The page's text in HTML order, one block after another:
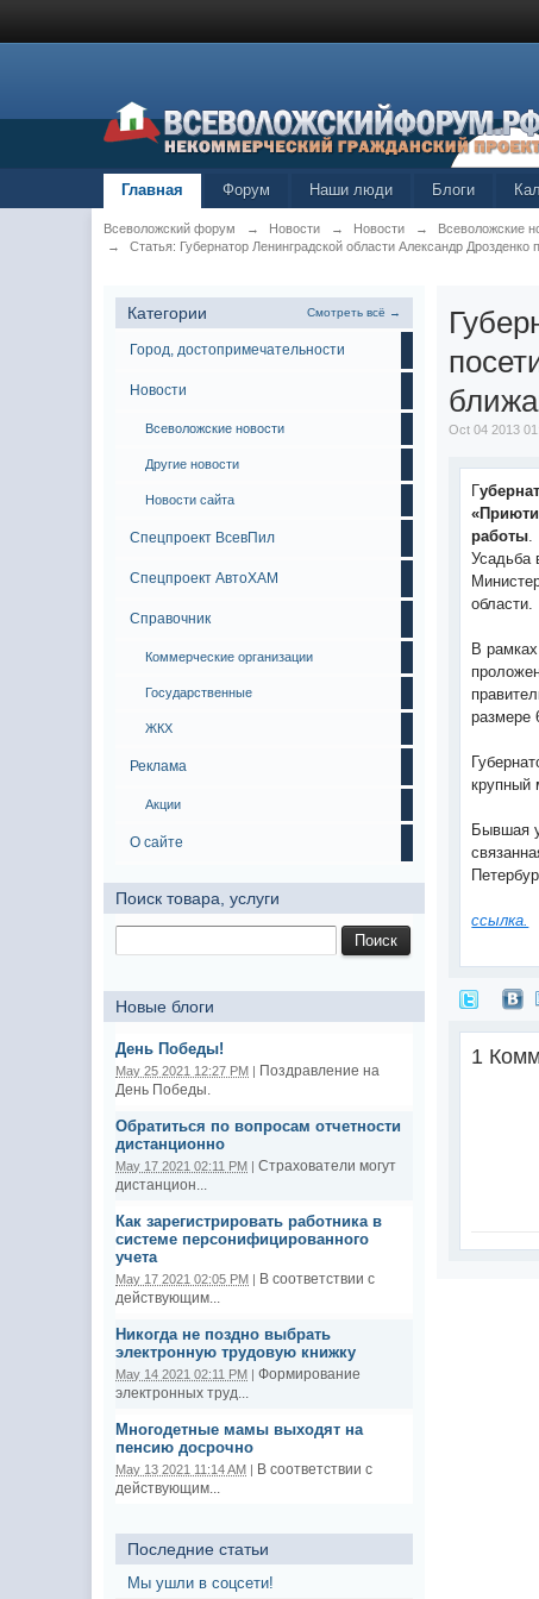
Главная Форум Наши люди Блоги
Всеволожский форум → Новости → Новости →
Всеволожские
→
Статья: Губернатор Ленинградской области Александр
Категории Смотреть всё →
Город, достопримечательности
Новости
Всеволожские новости
Другие новости
Новости сайта
Спецпроект ВсевПил
Спецпроект АвтоХАМ
Справочник
Коммерческие организации
Государственные
ЖКХ
Реклама
Акции
О сайте
Поиск товара, услуги
Новые блоги
День Победы!
May 25 2021 12:27 PM | Поздравление на
День Победы.
Обратиться по вопросам отчетности
дистанционно
May 17 2021 02:11 PM |Страхователи могут
дистанцион...
Как зарегистрировать работника в
системе персонифицированного
учета
May 17 2021 02:05 PM | В соответствии с
действующим...
Никогда не поздно выбрать
электронную трудовую книжку
May 14 2021 02:11 PM |Формирование
электронных труд...
Многодетные мамы выходят на
пенсию досрочно
May 13 2021 11:14 AM | В соответствии с
действующим...
Последние статьи
Мы ушли в соцсети!
Oct 04 2013
Г
работы.
Усадьба
области.
В
размере
крупный
Бывшая
ссылка.
1